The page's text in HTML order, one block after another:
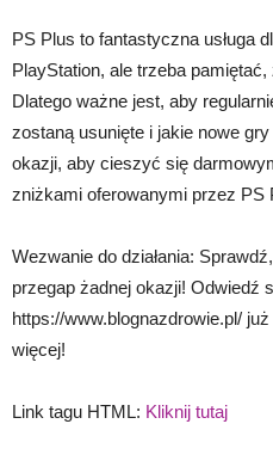
PS Plus to fantastyczna usługa
PlayStation, ale trzeba
Dlatego ważne jest, aby
zostaną usunięte i jakie nowe
okazji, aby cieszyć się
zniżkami oferowanymi przez PS
Wezwanie do działania:
przegap żadnej okazji! Odwiedź
https://www.blognazdrowie.pl/
więcej!
Link tagu HTML: Kliknij tutaj